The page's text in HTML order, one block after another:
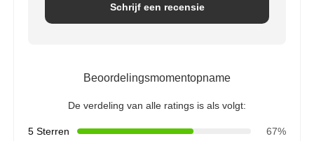
Schrijf een recensie
Beoordelingsmomentopname
De verdeling van alle ratings is als volgt:
5 Sterren
67%